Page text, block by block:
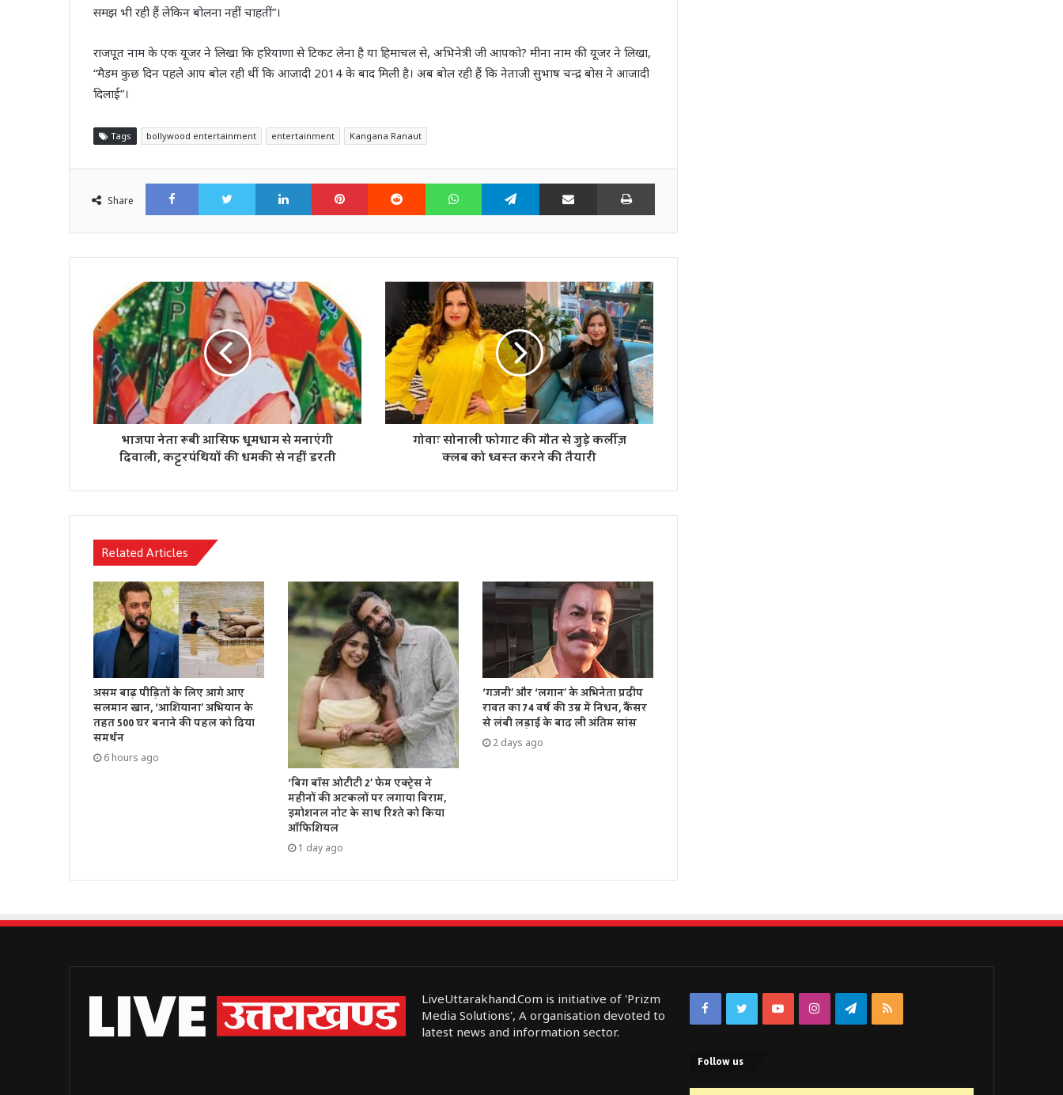
समझ भी रही हैं लेकिन बोलना नहीं चाहतीं”।
राजपूत नाम के एक यूजर ने लिखा कि हरियाणा से टिकट लेना है या हिमाचल से, अभिनेत्री जी आपको? मीना नाम की यूजर ने लिखा,
“मैडम कुछ दिन पहले आप बोल रही थीं कि आजादी 2014 के बाद मिली है। अब बोल रही हैं कि नेताजी सुभाष चन्द्र बोस ने आजादी
दिलाई”।
Tags bollywood entertainment entertainment Kangana Ranaut
Share
FacebookTwitter LinkedIn Pinterest Reddit WhatsAppTelegram Share via Email Print
भाजपा नेता रूबी आसिफ धूमधाम से मनाएंगी
दिवाली, कट्टरपंथियों की धमकी से नहीं डरती
गोवाः सोनाली फोगाट की मौत से जुड़े कर्लीज़
क्लब को ध्वस्त करने की तैयारी
Related Articles
असम बाढ़ पीड़ितों के लिए आगे आए
सलमान खान, ‘आशियाना’ अभियान के
तहत 500 घर बनाने की पहल को दिया
समर्थन
6 hours ago
‘बिग बॉस ओटीटी 2’ फेम एक्ट्रेस ने
महीनों की अटकलों पर लगाया विराम,
इमोशनल नोट के साथ रिश्ते को किया
ऑफिशियल
1 day ago
‘गजनी’ और ‘लगान’ के अभिनेता प्रदीप
रावत का 74 वर्ष की उम्र में निधन, कैंसर
से लंबी लड़ाई के बाद ली अंतिम सांस
2 days ago
LiveUttarakhand.Com is initiative of 'Prizm
Media Solutions', A organisation devoted to
latest news and information sector.
FacebookTwitterYouTubeInstagramTelegram
RSS
Follow us